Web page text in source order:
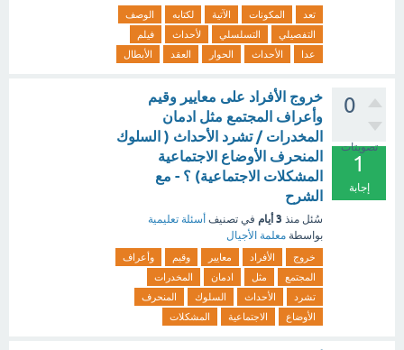
تعد المكونات الآتية لكتابه
الوصف
التفصيلي
التسلسلي لأحداث
فيلم
عدا
الأحداث الحوار العقد الأبطال
0
تصويتات
1
إجابة
خروج الأفراد على معايير وقيم
وأعراف المجتمع مثل ادمان
المخدرات / تشرد الأحداث ( السلوك
المنحرف الأوضاع الاجتماعية
المشكلات الاجتماعية) ؟ - مع
الشرح
سُئل منذ 3 أيام في تصنيف أسئلة تعليمية
بواسطة معلمة الأجيال
خروج الأفراد معايير وقيم
وأعراف
المجتمع
مثل ادمان
المخدرات
تشرد
الأحداث السلوك
المنحرف
الأوضاع
الاجتماعية المشكلات